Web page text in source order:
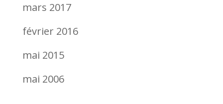
mars 2017
février 2016
mai 2015
mai 2006